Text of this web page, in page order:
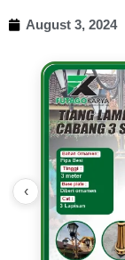
August 3, 2024
‹